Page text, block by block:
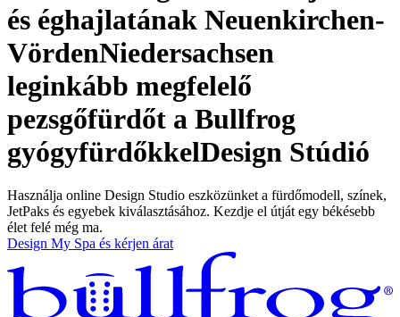
és éghajlatának Neuenkirchen-
VördenNiedersachsen
leginkább megfelelő
pezsgőfürdőt a Bullfrog
gyógyfürdőkkelDesign Stúdió
Használja online Design Studio eszközünket a fürdőmodell, színek,
JetPaks és egyebek kiválasztásához. Kezdje el útját egy békésebb
élet felé még ma.
Design My Spa és kérjen árat